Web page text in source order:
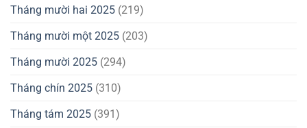
Tháng mười hai 2025 (219)
Tháng mười một 2025 (203)
Tháng mười 2025 (294)
Tháng chín 2025 (310)
Tháng tám 2025 (391)